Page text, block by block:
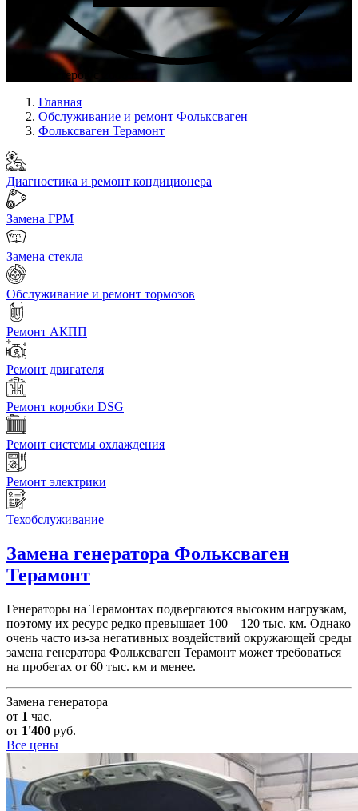
Опыт мастеров с 2008 г.
Главная
Обслуживание и ремонт Фольксваген
Фольксваген Терамонт
Диагностика и ремонт кондиционера
Замена ГРМ
Замена стекла
Обслуживание и ремонт тормозов
Ремонт АКПП
Ремонт двигателя
Ремонт коробки DSG
Ремонт системы охлаждения
Ремонт электрики
Техобслуживание
Замена генератора Фольксваген
Терамонт
Генераторы на Терамонтах подвергаются высоким нагрузкам,
поэтому их ресурс редко превышает 100 – 120 тыс. км. Однако
очень часто из-за негативных воздействий окружающей среды
замена генератора Фольксваген Терамонт может требоваться
на пробегах от 60 тыс. км и менее.
Замена генератора
от 1 час.
от 1'400 руб.
Все цены